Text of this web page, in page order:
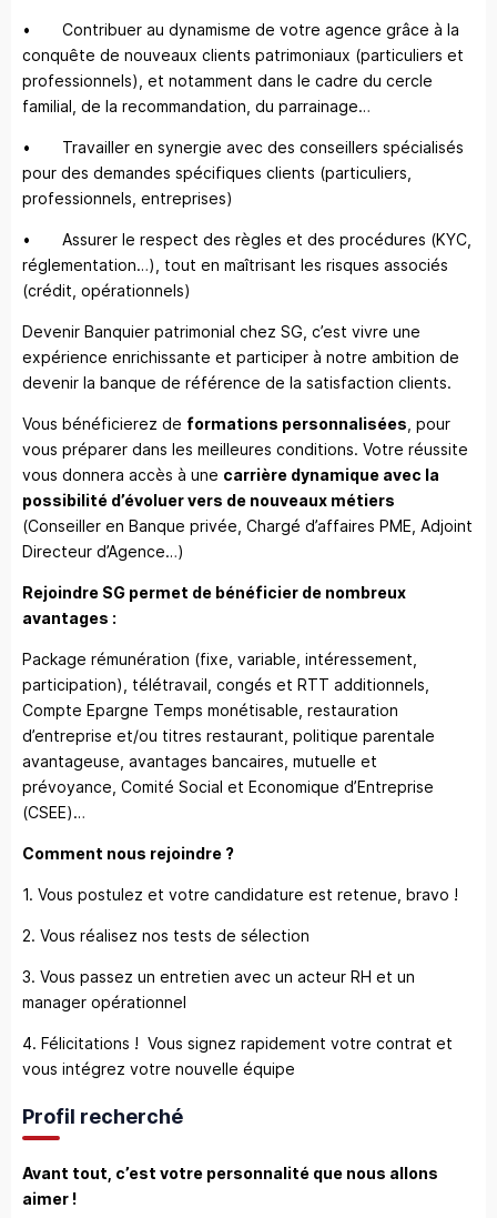
• Contribuer au dynamisme de votre agence grâce à la
conquête de nouveaux clients patrimoniaux (particuliers et
professionnels), et notamment dans le cadre du cercle
familial, de la recommandation, du parrainage…
• Travailler en synergie avec des conseillers spécialisés
pour des demandes spécifiques clients (particuliers,
professionnels, entreprises)
• Assurer le respect des règles et des procédures (KYC,
réglementation…), tout en maîtrisant les risques associés
(crédit, opérationnels)
Devenir Banquier patrimonial chez SG, c’est vivre une
expérience enrichissante et participer à notre ambition de
devenir la banque de référence de la satisfaction clients.
Vous bénéficierez de formations personnalisées , pour
vous préparer dans les meilleures conditions. Votre réussite
vous donnera accès à une carrière dynamique avec la
possibilité d’évoluer vers de nouveaux métiers
(Conseiller en Banque privée, Chargé d’affaires PME, Adjoint
Directeur d’Agence…)
Rejoindre SG permet de bénéficier de nombreux
avantages :
Package rémunération (fixe, variable, intéressement,
participation), télétravail, congés et RTT additionnels,
Compte Epargne Temps monétisable, restauration
d’entreprise et/ou titres restaurant, politique parentale
avantageuse, avantages bancaires, mutuelle et
prévoyance, Comité Social et Economique d’Entreprise
(CSEE)…
Comment nous rejoindre ?
1. Vous postulez et votre candidature est retenue, bravo !
2. Vous réalisez nos tests de sélection
3. Vous passez un entretien avec un acteur RH et un
manager opérationnel
4. Félicitations ! Vous signez rapidement votre contrat et
vous intégrez votre nouvelle équipe
Profil recherché
Avant tout, c’est votre personnalité que nous allons
aimer !